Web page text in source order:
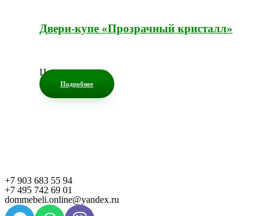
Двери-купе «Прозрачный кристалл»
Цена по запросу
Подробнее
+7 903 683 55 94
+7 495 742 69 01
dommebeli.online@yandex.ru